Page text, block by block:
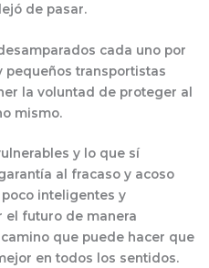
de pasar.
cada uno por
pequeños transportistas
la voluntad de proteger al
mismo.
y lo que sí
al fracaso y acoso
inteligentes y
el futuro de manera
que puede hacer que
en todos los sentidos.